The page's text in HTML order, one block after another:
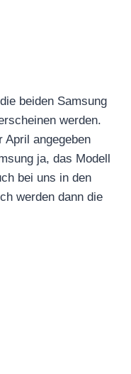
beiden Samsung
werden.
April angegeben
ja, das Modell
bei uns in den
werden dann die